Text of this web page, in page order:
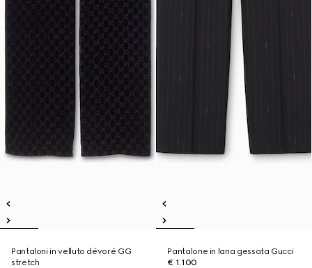
Pantaloni in velluto dévoré GG
stretch
Pantalone in lana gessata Gucci
€ 1.100